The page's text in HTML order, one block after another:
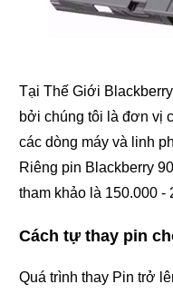
Tại Thế Giới
bởi chúng tôi là đơn vị
các dòng máy và linh
Riêng pin Blackberry
tham khảo là 150.000 -
Cách tự thay pin
Quá trình thay Pin trở